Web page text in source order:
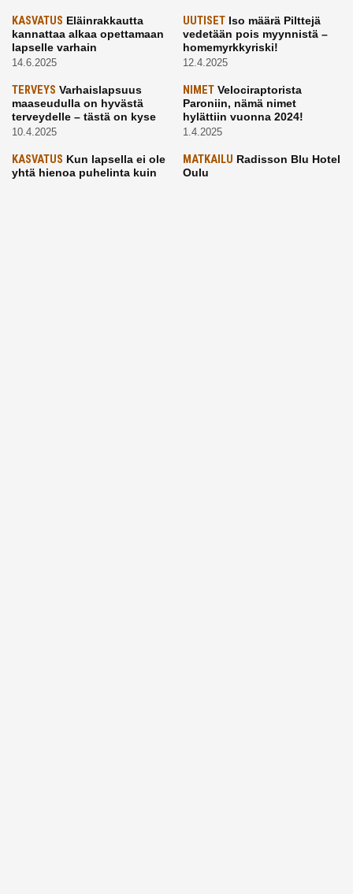
KASVATUS Eläinrakkautta
kannattaa alkaa opettamaan
lapselle varhain
14.6.2025
UUTISETIso määrä Pilttejä
vedetään pois myynnistä –
homemyrkkyriski!
12.4.2025
TERVEYS Varhaislapsuus
maaseudulla on hyvästä
terveydelle – tästä on kyse
10.4.2025
NIMETVelociraptorista
Paroniin, nämä nimet
hylättiin vuonna 2024!
1.4.2025
KASVATUS Kun lapsella ei ole
yhtä hienoa puhelinta kuin
MATKAILU Radisson Blu Hotel
Oulu